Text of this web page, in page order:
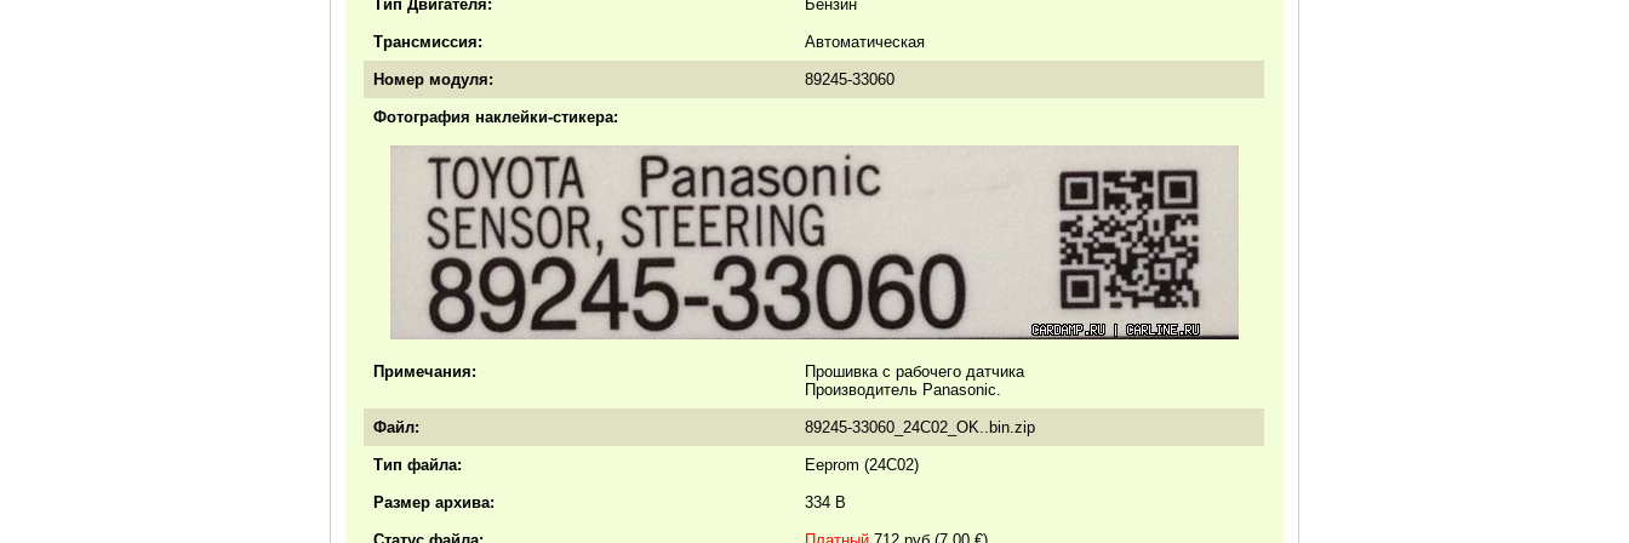
Тип Двигателя: Бензин
Трансмиссия: Автоматическая
Номер модуля: 89245-33060
Фотография наклейки-стикера:
Примечания:
Прошивка с рабочего датчика
Производитель Panasonic.
Файл: 89245-33060_24C02_OK..bin.zip
Тип файла: Eeprom (24C02)
Размер архива: 334 B